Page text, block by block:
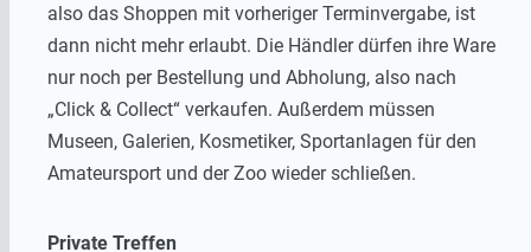
also das Shoppen mit vorheriger Terminvergabe, ist
dann nicht mehr erlaubt. Die Händler dürfen ihre Ware
nur noch per Bestellung und Abholung, also nach
„Click & Collect“ verkaufen. Außerdem müssen
Museen, Galerien, Kosmetiker, Sportanlagen für den
Amateursport und der Zoo wieder schließen.
Private Treffen